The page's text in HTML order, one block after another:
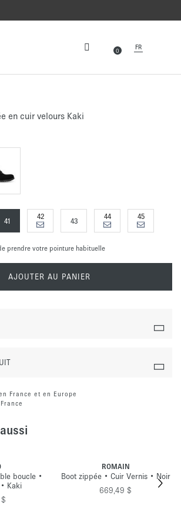
0 FR
en cuir velours Kaki
41
42
43
44 45
prendre votre pointure habituelle
AJOUTER AU PANIER
France et en Europe
boucle •
Kaki
ROMAIN
Boot zippée • Cuir Vernis • Noir
669,49 $